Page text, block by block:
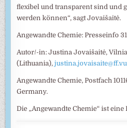
flexibel und transparent sind und
werden können“, sagt Jovaišaitė.
Angewandte Chemie: Presseinfo
Autor/-in: Justina Jovaišaitė,
(Lithuania),
Angewandte Chemie, Postfach
Germany.
Die „Angewandte Chemie“ ist